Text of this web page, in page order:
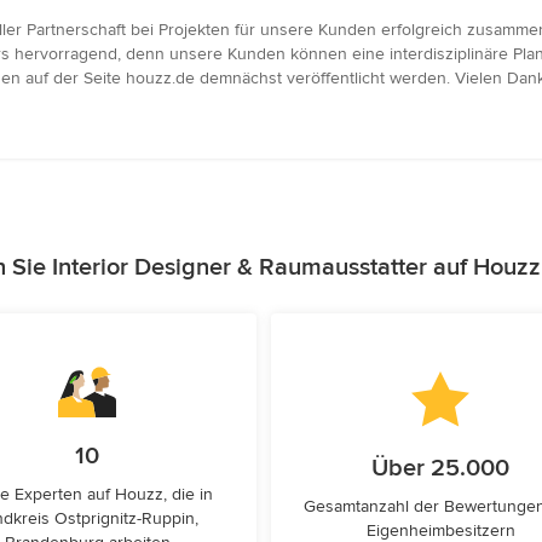
Partnerschaft bei Projekten für unsere Kunden erfolgreich
hervorragend, denn unsere Kunden können eine interdisziplinäre
auf der Seite houzz.de demnächst veröffentlicht werden. Vielen
Sie Interior Designer & Raumausstatter auf
10
Experten auf Houzz, die in
Ostprignitz-Ruppin,
Über 25.000
Gesamtanzahl der
Eigenheimbesitzern